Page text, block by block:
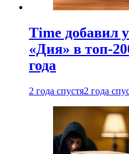
Time добавил
«Дия» в топ-
года
2 года спустя2 года